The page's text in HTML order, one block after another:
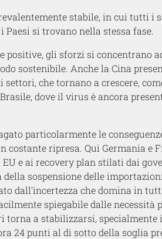
stabile, in cui tutti
si trovano nella stessa fase.
positive, gli sforzi si concentrano
sostenibile. Anche la Cina
che tornano a crescere,
dove il virus è ancora
particolarmente le
costante ripresa. Qui Germania e
e ai recovery plan stilati dai
sospensione delle
dall'incertezza che domina in
spiegabile dalle necessità
torna a stabilizzarsi, specialmente
24 punti al di sotto della soglia